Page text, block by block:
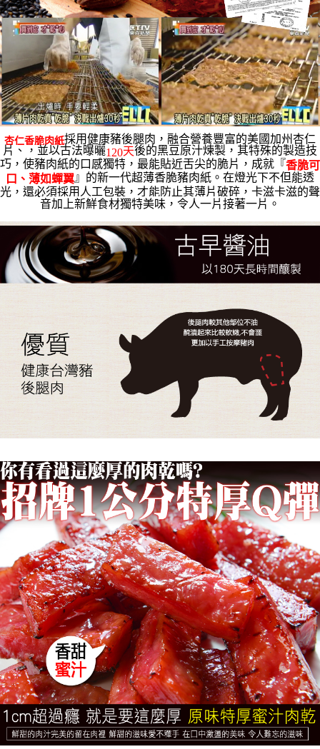
杏仁香脆肉紙採用健康豬後腿肉，融合營養豐富的美國加州杏仁
片、，並以古法曝曬120天後的黑豆原汁煉製，其特殊的製造技
巧，使豬肉紙的口感獨特，最能貼近舌尖的脆片，成就『香脆可
口、薄如蟬翼』的新一代超薄香脆豬肉紙。在燈光下不但能透
光，還必須採用人工包裝，才能防止其薄片破碎，卡滋卡滋的聲
音加上新鮮食材獨特美味，令人一片接著一片。